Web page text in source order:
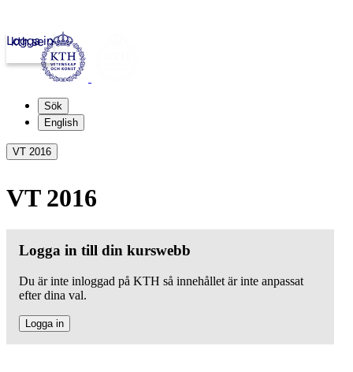
kth.se
Logga in
Sök
English
VT 2016
VT 2016
Logga in till din kurswebb
Du är inte inloggad på KTH så innehållet är inte anpassat
efter dina val.
Logga in